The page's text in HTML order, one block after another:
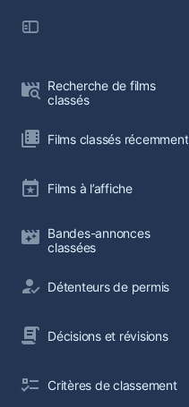
Recherche de films
classés
Films classés récemment
Films à l’affiche
Bandes-annonces
classées
Détenteurs de permis
Décisions et révisions
Critères de classement